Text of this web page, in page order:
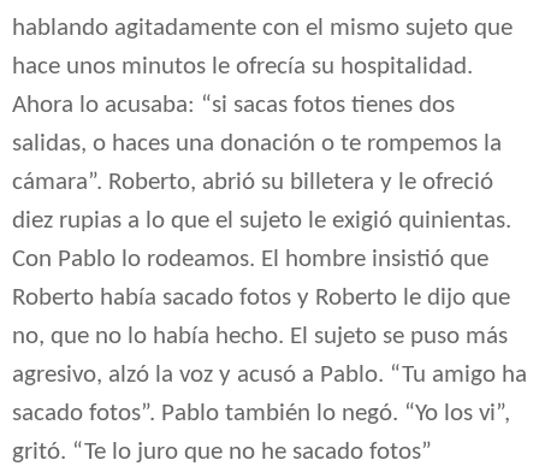
hablando agitadamente con el mismo sujeto que
hace unos minutos le ofrecía su hospitalidad.
Ahora lo acusaba: “si sacas fotos tienes dos
salidas, o haces una donación o te rompemos la
cámara”. Roberto, abrió su billetera y le ofreció
diez rupias a lo que el sujeto le exigió quinientas.
Con Pablo lo rodeamos. El hombre insistió que
Roberto había sacado fotos y Roberto le dijo que
no, que no lo había hecho. El sujeto se puso más
agresivo, alzó la voz y acusó a Pablo. “Tu amigo ha
sacado fotos”. Pablo también lo negó. “Yo los vi”,
gritó. “Te lo juro que no he sacado fotos”